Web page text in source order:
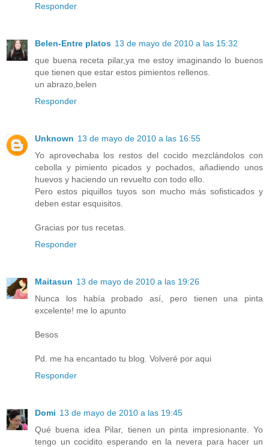
Responder
Belen-Entre platos 13 de mayo de 2010 a las 15:32
que buena receta pilar,ya me estoy imaginando lo buenos
que tienen que estar estos pimientos rellenos.
un abrazo,belen
Responder
Unknown 13 de mayo de 2010 a las 16:55
Yo aprovechaba los restos del cocido mezclándolos con
cebolla y pimiento picados y pochados, añadiendo unos
huevos y haciendo un revuelto con todo ello.
Pero estos piquillos tuyos son mucho más sofisticados y
deben estar esquisitos.
Gracias por tus recetas.
Responder
Maitasun 13 de mayo de 2010 a las 19:26
Nunca los había probado así, pero tienen una pinta
excelente! me lo apunto
Besos
Pd. me ha encantado tu blog. Volveré por aqui
Responder
Domi 13 de mayo de 2010 a las 19:45
Qué buena idea Pilar, tienen un pinta impresionante. Yo
tengo un cocidito esperando en la nevera para hacer un